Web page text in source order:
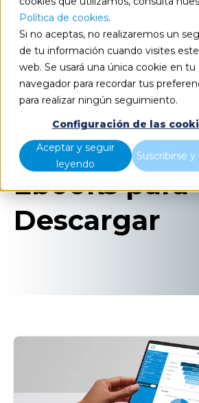
Política de cookies.
Si no aceptas, no realizaremos un
de tu información cuando visites
web. Se usará una única cookie en tu
navegador para recordar tus
para realizar ningún seguimiento.
Configuración de las
Aceptar y seguir
leyendo
Suscribirse
Inicio Recursos eBooks
Ebooks para
Descargar